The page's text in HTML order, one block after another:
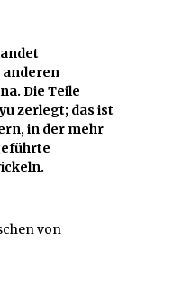
anderen
Die Teile
zerlegt; das ist
in der mehr
von